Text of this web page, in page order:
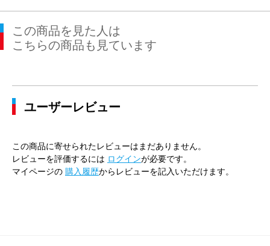
この商品を見た人は
こちらの商品も見ています
ユーザーレビュー
この商品に寄せられたレビューはまだありません。
レビューを評価するには ログインが必要です。
マイページの 購入履歴からレビューを記入いただけます。